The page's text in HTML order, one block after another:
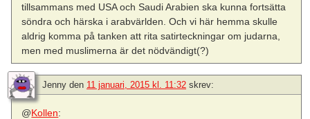
tillsammans med USA och Saudi Arabien ska kunna fortsätta
söndra och härska i arabvärlden. Och vi här hemma skulle
aldrig komma på tanken att rita satirteckningar om judarna,
men med muslimerna är det nödvändigt(?)
Jenny den 11 januari, 2015 kl. 11:32 skrev:
@Kollen: